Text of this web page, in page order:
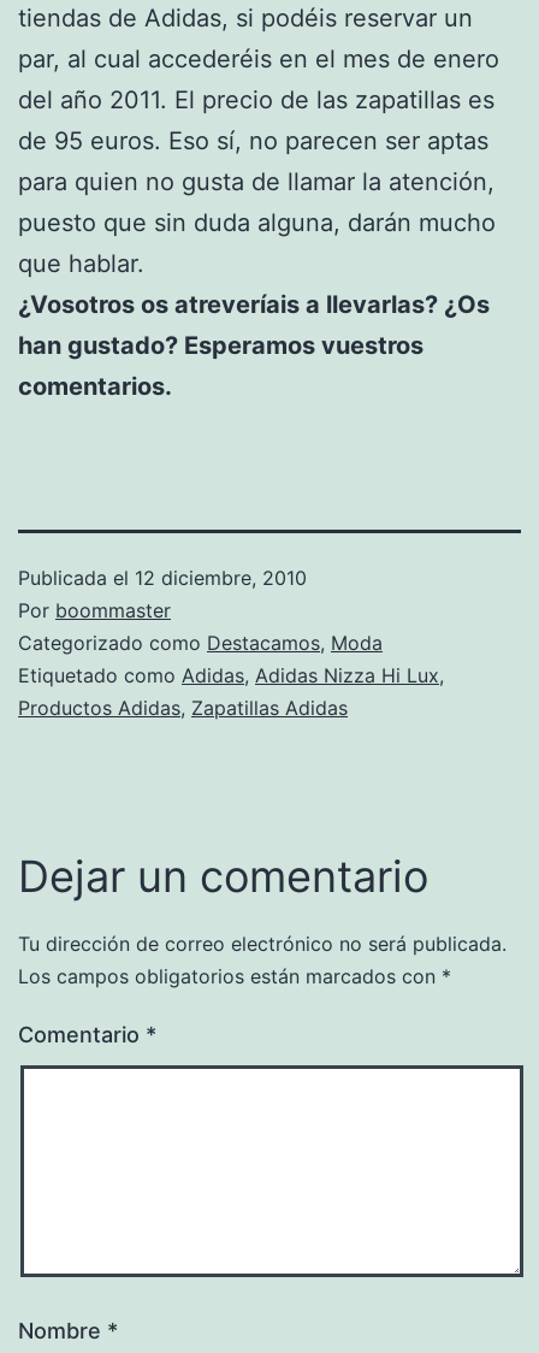
tiendas de Adidas, si podéis reservar un
par, al cual accederéis en el mes de enero
del año 2011. El precio de las zapatillas es
de 95 euros. Eso sí, no parecen ser aptas
para quien no gusta de llamar la atención,
puesto que sin duda alguna, darán mucho
que hablar.
¿Vosotros os atreveríais a llevarlas? ¿Os
han gustado? Esperamos vuestros
comentarios.
Publicada el 12 diciembre, 2010
Por boommaster
Categorizado como Destacamos, Moda
Etiquetado como Adidas, Adidas Nizza Hi Lux,
Productos Adidas, Zapatillas Adidas
Dejar un comentario
Tu dirección de correo electrónico no será publicada.
Los campos obligatorios están marcados con *
Comentario *
Nombre *